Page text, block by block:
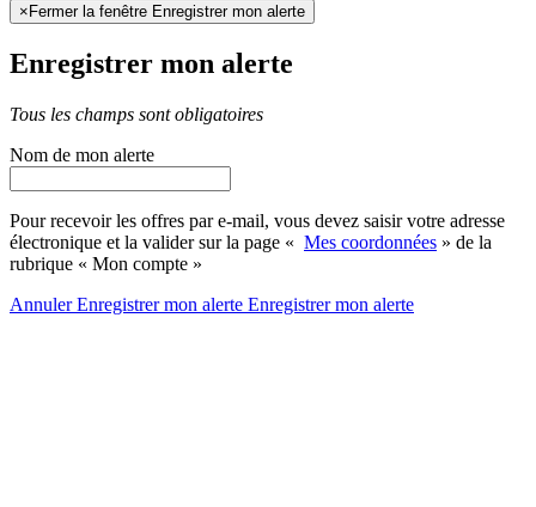
× Fermer la fenêtre Enregistrer mon alerte
Enregistrer mon alerte
Tous les champs sont obligatoires
Nom de mon alerte
Pour recevoir les offres par e-mail, vous devez saisir votre adresse
électronique et la valider sur la page « Mes coordonnées » de la
rubrique « Mon compte »
AnnulerEnregistrer mon alerte Enregistrermon alerte